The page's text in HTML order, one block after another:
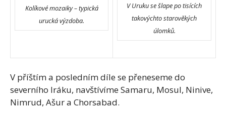
Kolíkové mozaiky – typická
urucká výzdoba.
V Uruku se šlape po tisících
takovýchto starověkých
úlomků.
V příštím a posledním díle se přeneseme do
severního Iráku, navštívíme Samaru, Mosul, Ninive,
Nimrud, Ašur a Chorsabad.